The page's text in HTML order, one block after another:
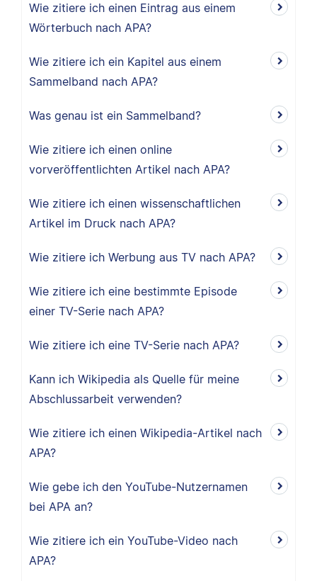
Wie zitiere ich einen Eintrag aus einem
Wörterbuch nach APA?
Wie zitiere ich ein Kapitel aus einem
Sammelband nach APA?
Was genau ist ein Sammelband?
Wie zitiere ich einen online
vorveröffentlichten Artikel nach APA?
Wie zitiere ich einen wissenschaftlichen
Artikel im Druck nach APA?
Wie zitiere ich Werbung aus TV nach APA?
Wie zitiere ich eine bestimmte Episode
einer TV-Serie nach APA?
Wie zitiere ich eine TV-Serie nach APA?
Kann ich Wikipedia als Quelle für meine
Abschlussarbeit verwenden?
Wie zitiere ich einen Wikipedia-Artikel nach
APA?
Wie gebe ich den YouTube-Nutzernamen
bei APA an?
Wie zitiere ich ein YouTube-Video nach
APA?